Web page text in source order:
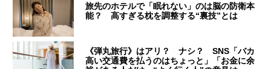
旅先のホテルで「眠れない」のは脳の防衛本
能？ 高すぎる枕を調整する“裏技”とは
《弾丸旅行》はアリ？ ナシ？ SNS「バカ
高い交通費を払うのはちょっと」「お金に余